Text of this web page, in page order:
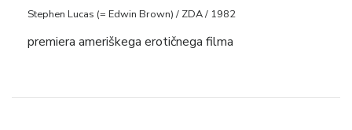
Stephen Lucas (= Edwin Brown) / ZDA / 1982
premiera ameriškega erotičnega filma